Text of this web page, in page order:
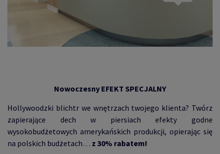
Nowoczesny EFEKT SPECJALNY
Hollywoodzki blichtr we wnętrzach twojego klienta? Twórz
zapierające dech w piersiach efekty godne
wysokobudżetowych amerykańskich produkcji, opierając się
na polskich budżetach… z 30% rabatem!